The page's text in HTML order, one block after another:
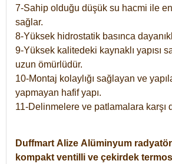
7-Sahip olduğu düşük su hacmi ile
sağlar.
8-Yüksek hidrostatik basınca
9-Yüksek kalitedeki kaynaklı yapısı
uzun ömürlüdür.
10-Montaj kolaylığı sağlayan ve
yapmayan hafif yapı.
11-Delinmelere ve patlamalara karşı
Duffmart Alize Alüminyum
kompakt ventilli ve çekirdek